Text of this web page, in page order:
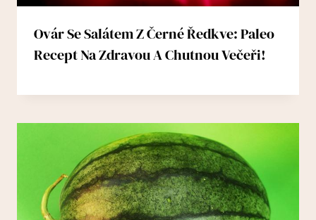
Ovár Se Salátem Z Černé Ředkve: Paleo
Recept Na Zdravou A Chutnou Večeři!